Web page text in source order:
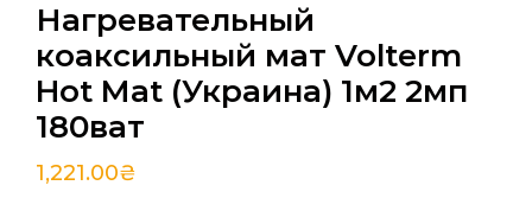
Нагревательный
коаксильный мат Volterm
Hot Mat (Украина) 1м2 2мп
180ват
1,221.00₴